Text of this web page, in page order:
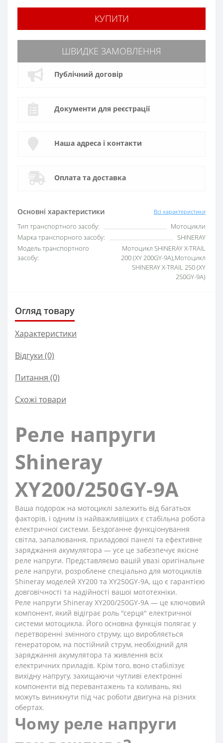
Основні характеристики Всі характеристики
Тип транспортного засобу:
Мотоцикли
Марка транспорного засобу:
SHINERAY
Модель транспортного
засобу:
Мотоцикл SHINERAY X-TRAIL
200 (XY 200GY-9A),Мотоцикл
SHINERAY X-TRAIL 250 (XY
250GY-9A)
КУПИТИ
ШВИДКЕ ЗАМОВЛЕННЯ
Публічний договір
Документи для реєстрації
Наша адреса і контакти
Оплата та доставка
Огляд товару
Характеристики
Відгуки (0)
Питання (0)
Схожі товари
Реле напруги
Shineray
XY200/250GY-9A
Ваша подорож на мотоциклі залежить від багатьох
факторів, і одним із найважливіших є стабільна робота
електричної системи. Бездоганне функціонування
світла, запалювання, приладової панелі та ефективне
заряджання акумулятора — усе це забезпечує якісне
реле напруги. Представляємо вашій увазі оригінальне
реле напруги, розроблене спеціально для мотоциклів
Shineray моделей XY200 та XY250GY-9A, що є гарантією
довговічності та надійності вашої мототехніки.
Реле напруги Shineray XY200/250GY-9A — це ключовий
компонент, який відіграє роль "серця" електричної
системи мотоцикла. Його основна функція полягає у
перетворенні змінного струму, що виробляється
генератором, на постійний струм, необхідний для
заряджання акумулятора та живлення всіх
електричних приладів. Крім того, воно стабілізує
вихідну напругу, захищаючи чутливі електронні
компоненти від перевантажень та коливань, які
можуть виникнути під час роботи двигуна на різних
обертах.
Чому реле напруги